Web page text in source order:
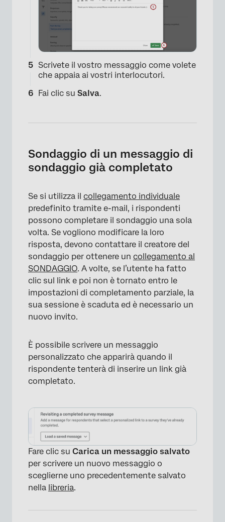
Scrivete il vostro messaggio come volete
che appaia ai vostri interlocutori.
Fai clic su Salva.
Sondaggio di un messaggio di
sondaggio già completato
Se si utilizza il collegamento individuale
predefinito tramite e-mail, i rispondenti
possono completare il sondaggio una sola
volta. Se vogliono modificare la loro
risposta, devono contattare il creatore del
sondaggio per ottenere un collegamento al
SONDAGGIO. A volte, se l’utente ha fatto
clic sul link e poi non è tornato entro le
impostazioni di completamento parziale, la
sua sessione è scaduta ed è necessario un
nuovo invito.
È possibile scrivere un messaggio
personalizzato che apparirà quando il
rispondente tenterà di inserire un link già
completato.
Fare clic su Carica un messaggio salvato
per scrivere un nuovo messaggio o
sceglierne uno precedentemente salvato
nella libreria.